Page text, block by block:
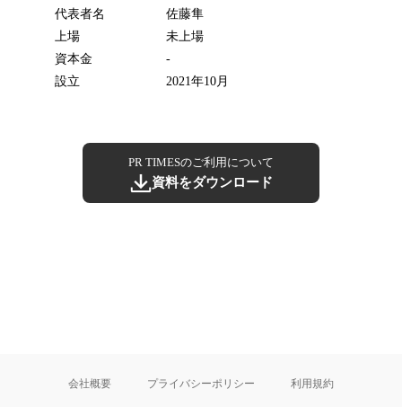
代表者名
佐藤隼
上場
未上場
資本金
-
設立
2021年10月
PR TIMESのご利用について
資料をダウンロード
会社概要 プライバシーポリシー 利用規約